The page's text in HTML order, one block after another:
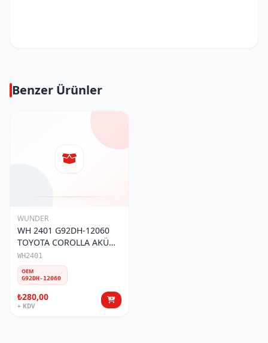
Benzer Ürünler
WUNDER
WH 2401 G92DH-12060
TOYOTA COROLLA AKÜ
TOZ FİLTRESİ
WH2401
OEM
G92DH-12060
₺280,00
+ KDV